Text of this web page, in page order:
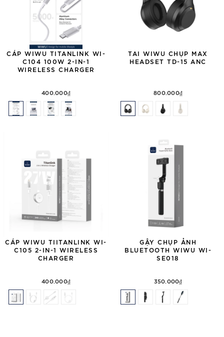
CÁP WIWU TITANLINK WI-
C104 100W 2-IN-1
WIRELESS CHARGER
400.000₫
TAI WIWU CHỤP MAX
HEADSET TD-15 ANC
800.000₫
CÁP WIWU TIITANLINK WI-
C105 2-IN-1 WIRELESS
CHARGER
400.000₫
GẬY CHỤP ẢNH
BLUETOOTH WIWU WI-
SE018
350.000₫